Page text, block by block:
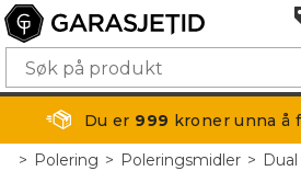
Du er 999 kroner unna å
> Polering> Poleringsmidler>